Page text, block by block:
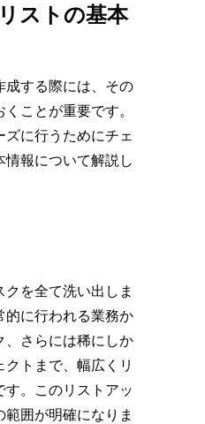
ストの基本
成する際には、その
ことが重要です。
ズに行うためにチェ
情報について解説し
を全て洗い出しま
的に行われる業務か
、さらには稀にしか
トまで、幅広くリ
。このリストアッ
囲が明確になりま